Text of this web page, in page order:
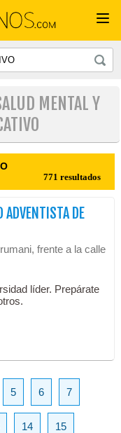
MENTAL Y
771 resultados
ADVENTISTA DE
frente a la calle
líder. Prepárate
5 6 7
14 15